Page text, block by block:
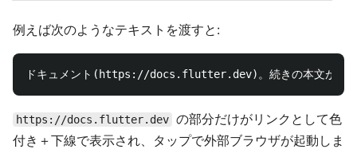
例えば次のようなテキストを渡すと:
https://docs.flutter.dev の部分だけがリンクとして色
付き＋下線で表示され、タップで外部ブラウザが起動しま